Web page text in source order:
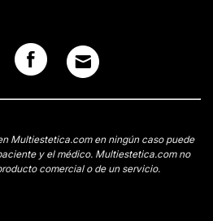
Multiestetica.com en ningún caso puede
y el médico. Multiestetica.com no
comercial o de un servicio.